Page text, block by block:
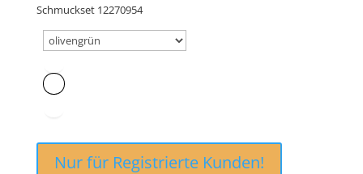
Schmuckset 12270954
Nur für Registrierte Kunden!